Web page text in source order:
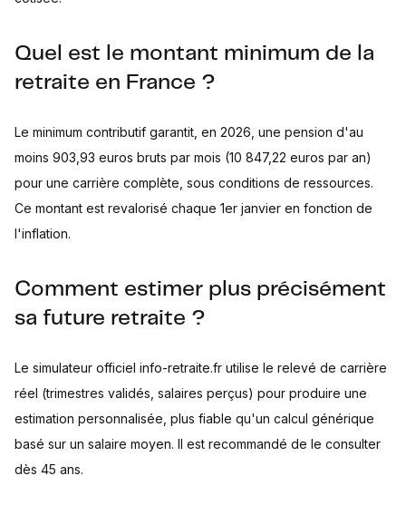
Quel est le montant minimum de la
retraite en France ?
Le minimum contributif garantit, en 2026, une pension d'au
moins 903,93 euros bruts par mois (10 847,22 euros par an)
pour une carrière complète, sous conditions de ressources.
Ce montant est revalorisé chaque 1er janvier en fonction de
l'inflation.
Comment estimer plus précisément
sa future retraite ?
Le simulateur officiel info-retraite.fr utilise le relevé de carrière
réel (trimestres validés, salaires perçus) pour produire une
estimation personnalisée, plus fiable qu'un calcul générique
basé sur un salaire moyen. Il est recommandé de le consulter
dès 45 ans.